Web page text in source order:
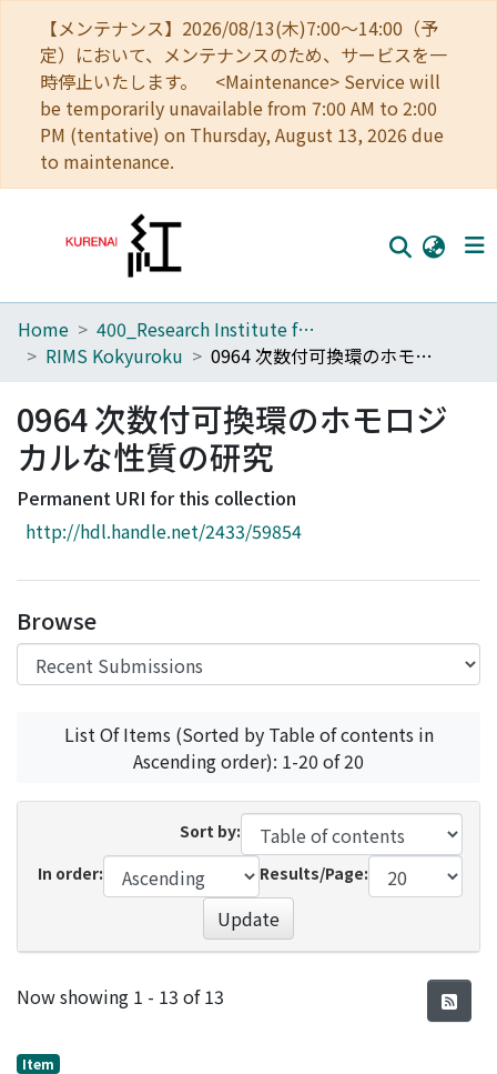
【メンテナンス】2026/08/13(木)7:00～14:00（予
定）において、メンテナンスのため、サービスを一
時停止いたします。 <Maintenance> Service will
be temporarily unavailable from 7:00 AM to 2:00
PM (tentative) on Thursday, August 13, 2026 due
to maintenance.
Home
Browse
Download Ranking
Access Statistics
Home
400_Research Institute for Mathematical Sciences
RIMS Kokyuroku
0964 次数付可換環のホモロジカルな性質の研究
0964 次数付可換環のホモロジ
カルな性質の研究
Permanent URI for this collection
http://hdl.handle.net/2433/59854
Browse
List Of Items (Sorted by Table of contents in
Ascending order): 1-20 of 20
Sort by:
In order:
Results/Page:
Update
Recent Submissions
Now showing 1 - 13 of 13
Item